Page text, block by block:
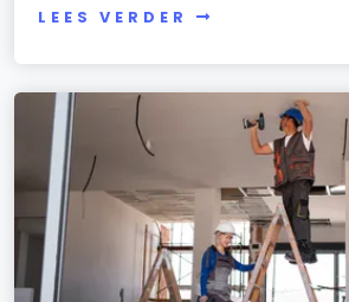
LEES VERDER